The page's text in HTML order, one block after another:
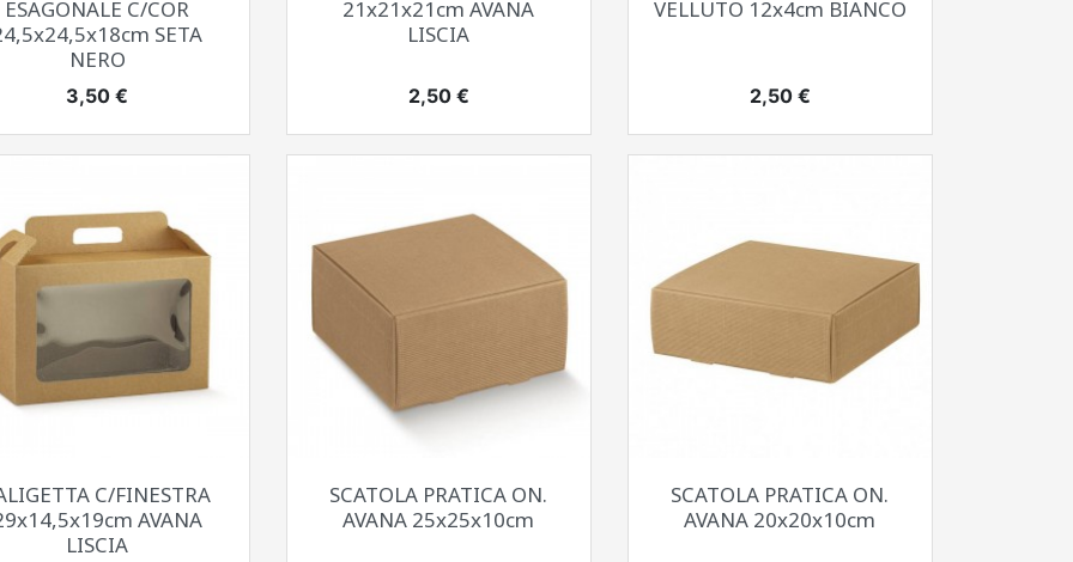
ESAGONALE C/COR
SETA
NERO
Prezzo
3,50 €
21x21x21cm AVANA
LISCIA
Prezzo
2,50 €
VELLUTO 12x4cm BIANCO
Prezzo
2,50 €
C/FINESTRA
AVANA
LISCIA
SCATOLA PRATICA ON.
AVANA 25x25x10cm
SCATOLA PRATICA ON.
AVANA 20x20x10cm